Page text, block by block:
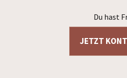
Du hast
JETZT